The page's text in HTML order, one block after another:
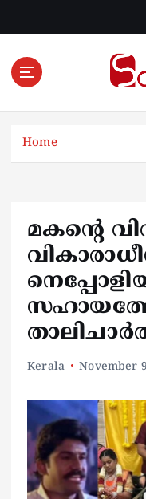
Online
Home
മകന്റെ
Kerala November